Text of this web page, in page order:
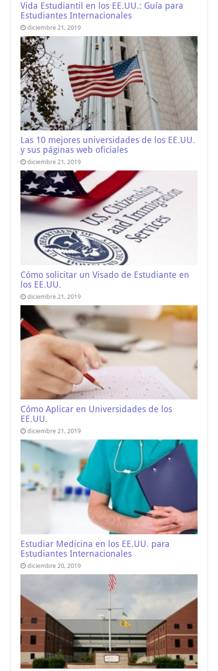
Vida Estudiantil en los EE.UU.: Guía para
Estudiantes Internacionales
diciembre 21, 2019
Las 10 mejores universidades de los EE.UU.
y sus páginas web oficiales
diciembre 21, 2019
Cómo solicitar un Visado de Estudiante en
los EE.UU.
diciembre 21, 2019
Cómo Aplicar en Universidades de los
EE.UU.
diciembre 21, 2019
Estudiar Medicina en los EE.UU. para
Estudiantes Internacionales
diciembre 20, 2019